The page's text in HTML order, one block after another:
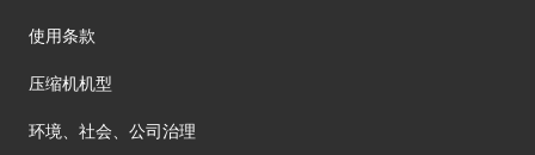
使用条款
压缩机机型
环境、社会、公司治理